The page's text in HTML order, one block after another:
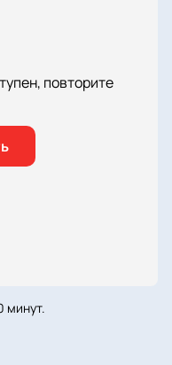
повторите
минут.